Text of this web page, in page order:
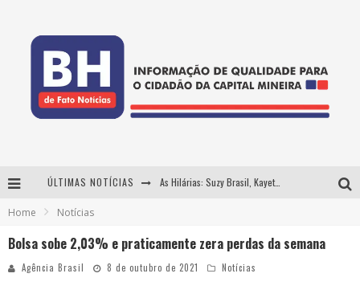
ÚLTIMAS NOTÍCIAS As Hilárias: Suzy Brasil, Kayete e Karoline Absinto retornam a Belo Horizonte para apresentação única no Teatro Sesiminas
Usecorp consolida a 'economia do uso' no B2B brasileiro, vira S.A. e impulsiona expansão com novo fundo estruturado
Home Notícias
Bolsa sobe 2,03% e praticamente zera perdas da semana
Agência Brasil 8 de outubro de 2021 Notícias